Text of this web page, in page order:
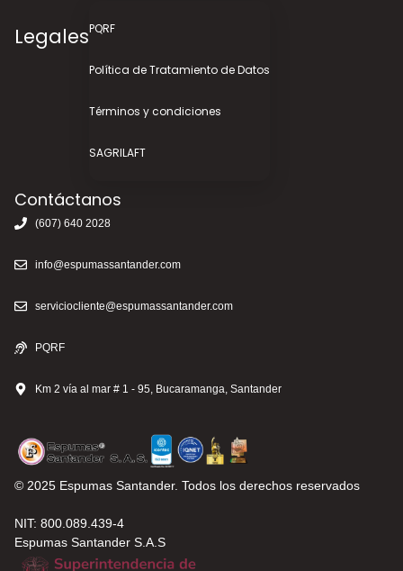
© 2025 Espumas Santander. Todos los derechos reservados
NIT: 800.089.439-4
Espumas Santander S.A.S
LegalesPQRF
Política de Tratamiento de Datos
Términos y condiciones
SAGRILAFT
Contáctanos
(607) 640 2028
info@espumassantander.com
serviciocliente@espumassantander.com
PQRF
Km 2 vía al mar # 1 - 95, Bucaramanga, Santander